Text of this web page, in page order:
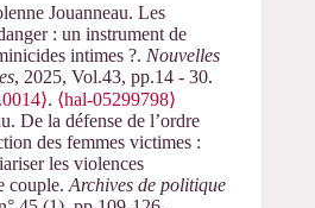
Jouanneau. Les
: un instrument de
intimes ?. Nouvelles
, 2025, Vol.43, pp.14 - 30.
. ⟨hal-05299798⟩
De la défense de l’ordre
des femmes victimes :
les violences
couple. Archives de politique